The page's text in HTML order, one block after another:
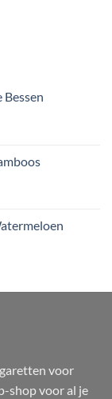
voor
shop voor al je